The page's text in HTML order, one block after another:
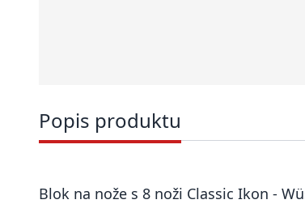
Popis produktu
Blok na nože s 8 noži Classic Ikon -